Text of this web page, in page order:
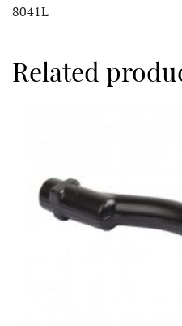
8041L
Related